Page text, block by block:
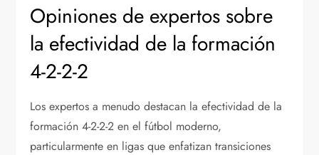
Opiniones de expertos sobre
la efectividad de la formación
4-2-2-2
Los expertos a menudo destacan la efectividad de la
formación 4-2-2-2 en el fútbol moderno,
particularmente en ligas que enfatizan transiciones